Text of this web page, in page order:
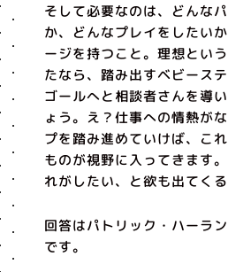
そして必要なのは、どんな
か、どんなプレイをしたい
ージを持つこと。理想とい
たなら、踏み出すベビース
ゴールへと相談者さんを導
ょう。え？仕事への情熱が
プを踏み進めていけば、こ
ものが視野に入ってきます
れがしたい、と欲も出てくる
回答はパトリック・ハーラ
です。